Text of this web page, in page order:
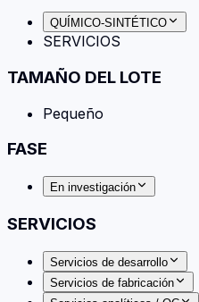
QUÍMICO-SINTÉTICO
SERVICIOS
TAMAÑO DEL LOTE
Pequeño
FASE
En investigación
SERVICIOS
Servicios de desarrollo
Servicios de fabricación